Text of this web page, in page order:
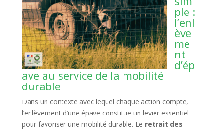
ple :
l’enl
ève
me
nt
d’ép
ave au service de la mobilité
durable
Dans un contexte avec lequel chaque action compte,
l’enlèvement d’une épave constitue un levier essentiel
pour favoriser une mobilité durable. Le retrait des